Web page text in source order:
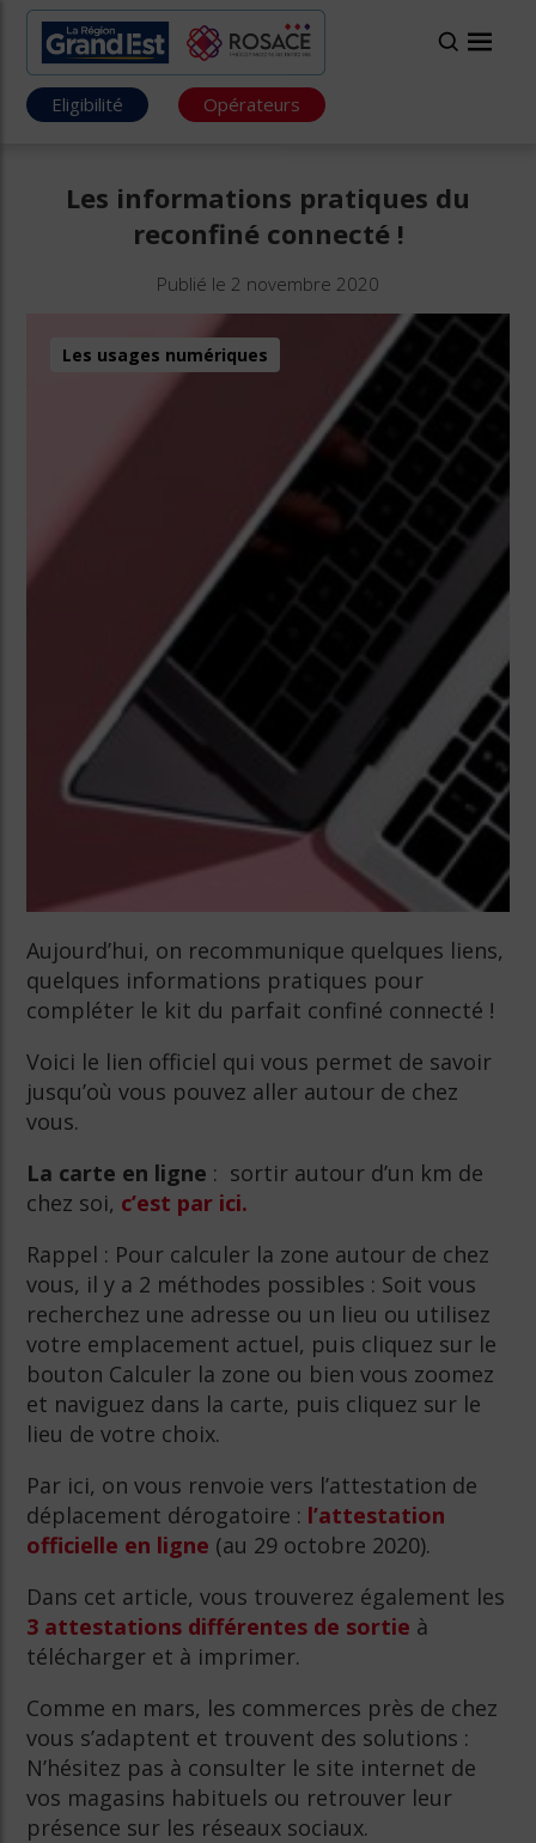
Eligibilité Opérateurs
Les informations pratiques du
reconfiné connecté !
Publié le 2 novembre 2020
Les usages numériques
Aujourd’hui, on recommunique quelques liens,
quelques informations pratiques pour
compléter le kit du parfait confiné connecté !
Voici le lien officiel qui vous permet de savoir
jusqu’où vous pouvez aller autour de chez
vous.
La carte en ligne : sortir autour d’un km de
chez soi, c’est par ici.
Rappel : Pour calculer la zone autour de chez
vous, il y a 2 méthodes possibles : ​Soit vous
recherchez une adresse ou un lieu ou utilisez
votre emplacement actuel, puis ​cliquez sur le
bouton Calculer la zone ou ​bien vous zoomez
et naviguez dans la carte, puis cliquez sur le
lieu de votre choix.
Par ici, on vous renvoie vers l’attestation de
déplacement dérogatoire : l’attestation
officielle en ligne (au 29 octobre 2020).
Dans cet article, vous trouverez également les
3 attestations différentes de sortie à
télécharger et à imprimer.
Comme en mars, les commerces près de chez
vous s’adaptent et trouvent des solutions :
N’hésitez pas à consulter le site internet de
vos magasins habituels ou retrouver leur
présence sur les réseaux sociaux.